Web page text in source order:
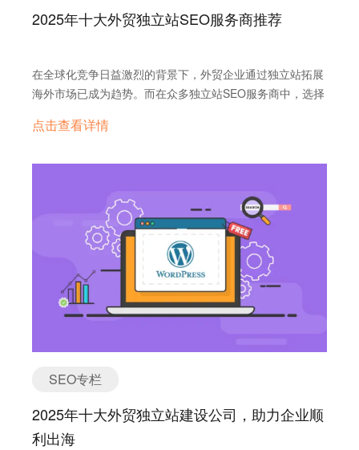
降AI度处理 + 人工校对，把专业内容变成高质量SEO文章。
定期更新，持续优化内容结构和站内SEO细节。 …
相关性：写的每篇文章都与你企业产品、服务、案例直接相
判为AI垃圾文 语义一致性：整站内容风格统一、逻辑清晰，
不是东拼西凑 三、为什么要找有RAG技术的乙方？ 因为他
们能帮你实现： 内容可控：不是“写一堆内容交差”，而
是“生成可反复积累的内容资产” 知识闭环：把你公司客服话
适配AI搜索：RAG生成的内容更容易被AI搜索抓取、引用，
更适合未来搜索趋势 四、怎么判断乙方是否真的掌握
RAG？ 别被“我们也用ChatGPT”的话术糊弄。你可以直接
问他们这几件事： 是否有知识库构建服务？（不是写几篇
文，是结构化的内容组织） 是否能展示具体RAG流程？比
如检索、向量库、召回、生成 生成的文章能不能指出引用了
哪些知识？ 是否具备多语言RAG能力？（特别重要对外贸
RAG，只能沦为“量产内容工厂”。
2025年十大外贸独立站SEO服务商推荐
在全球化竞争日益激烈的背景下，外贸企业通过独立站拓展
海外市场已成为趋势。而在众多独立站SEO服务商中，选择
注的十大外贸独立站SEO服务商，助力企业顺利出海： 🌐
门的中文SEO专家团队，帮助华语企业更好地进行本地化优
化。服务内容包括网站优化、关键词研究、链接建设等，起
步价格为$1,000。 2. WebFX（美国） WebFX是一家提
供全方位互联网营销服务的公司，专注于搜索引擎优化
（SEO）、社交媒体营销、内容营销等。他们以量身定制的
策略和数据驱动的营销方法而闻名，旨在为客户带来高投资
有效的定制策略践行SEO服务，提高搜索引擎排名，提升品
Victorious是一家位于旧金山的搜索引擎优化公司，提供包
括关键词研究、技术SEO、本地SEO、国际SEO、内容战略
点击查看详情
SEO专栏
2025年十大外贸独立站建设公司，助力企业顺
利出海